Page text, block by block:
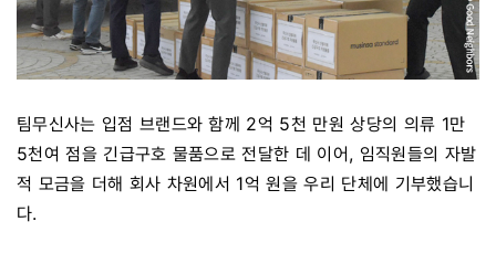
팀무신사는 입점 브랜드와 함께 2억 5천 만원 상당의 의류 1만
5천여 점을 긴급구호 물품으로 전달한 데 이어, 임직원들의 자발
적 모금을 더해 회사 차원에서 1억 원을 우리 단체에 기부했습니
다.